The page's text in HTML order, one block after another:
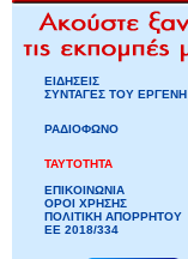
ΕΙΔΗΣΕΙΣ
ΣΥΝΤΑΓΕΣ ΤΟΥ ΕΡΓΕΝΗ
ΡΑΔΙΟΦΩΝΟ
ΤΑΥΤΟΤΗΤΑ
ΕΠΙΚΟΙΝΩΝΙΑ
ΟΡΟΙ ΧΡΗΣΗΣ
ΠΟΛΙΤΙΚΗ ΑΠΟΡΡΗΤΟΥ
ΕΕ 2018/334